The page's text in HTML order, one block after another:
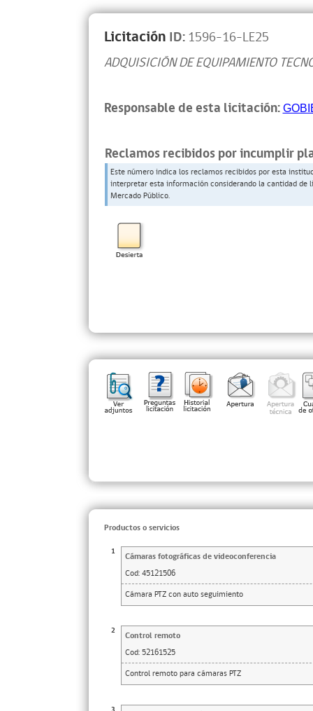
Licitación ID:1596-16-LE25
ADQUISICIÓN DE EQUIPAMIENTO
Responsable de esta licitación:
Reclamos recibidos por incumplir
Este número indica los reclamos recibidos por esta
interpretar esta información considerando la cantidad
Mercado Público.
Productos o servicios
1
Cámaras fotográficas de videoconferencia
Cod: 45121506
Cámara PTZ con auto seguimiento
2
Control remoto
Cod: 52161525
Control remoto para cámaras PTZ